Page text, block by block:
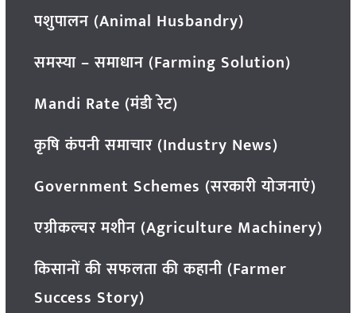
पशुपालन (Animal Husbandry)
समस्या – समाधान (Farming Solution)
Mandi Rate (मंडी रेट)
कृषि कंपनी समाचार (Industry News)
Government Schemes (सरकारी योजनाएं)
एग्रीकल्चर मशीन (Agriculture Machinery)
किसानों की सफलता की कहानी (Farmer
Success Story)